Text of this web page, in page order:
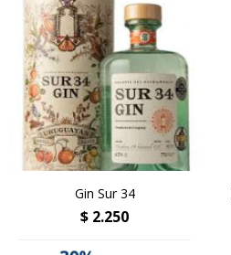
Gin Sur 34
$ 2.250